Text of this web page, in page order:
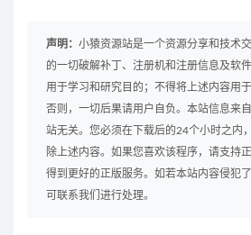
声明： 小猿资源站是一个资源分享和技术
的一切破解补丁、注册机和注册信息及软
用于学习和研究目的；不得将上述内容用
否则，一切后果请用户自负。本站信息来
站无关。您必须在下载后的24个小时之内
除上述内容。如果您喜欢该程序，请支持
得到更好的正版服务。如若本站内容侵犯
可联系我们进行处理。